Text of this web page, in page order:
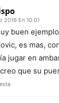
2016 En 10:01
buen
es mas,
jugar en
que su